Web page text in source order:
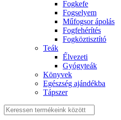
Fogkefe
Fogselyem
Műfogsor ápolás
Fogfehérítés
Fogköztisztító
Teák
É́lvezeti
Gyógyteák
Könyvek
Egészség ajándékba
Tápszer